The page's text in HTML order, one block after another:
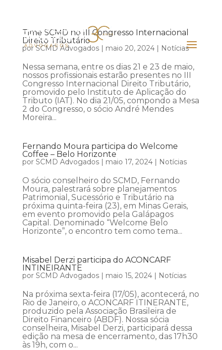
Time SCMD no III Congresso Internacional
Direito Tributário
porSCMD Advogados| maio 20, 2024| Notícias
Nessa semana, entre os dias 21 e 23 de maio,
nossos profissionais estarão presentes no III
Congresso Internacional Direito Tributário,
promovido pelo Instituto de Aplicação do
Tributo (IAT). No dia 21/05, compondo a Mesa
2 do Congresso, o sócio André Mendes
Moreira...
Fernando Moura participa do Welcome
Coffee – Belo Horizonte
por SCMD Advogados| maio 17, 2024| Notícias
O sócio conselheiro do SCMD, Fernando
Moura, palestrará sobre planejamentos
Patrimonial, Sucessório e Tributário na
próxima quinta-feira (23), em Minas Gerais,
em evento promovido pela Galápagos
Capital. Denominado “Welcome Belo
Horizonte”, o encontro tem como tema...
Misabel Derzi participa do ACONCARF
INTINEIRANTE
por SCMD Advogados| maio 15, 2024| Notícias
Na próxima sexta-feira (17/05), acontecerá, no
Rio de Janeiro, o ACONCARF ITINERANTE,
produzido pela Associação Brasileira de
Direito Financeiro (ABDF). Nossa sócia
conselheira, Misabel Derzi, participará dessa
edição na mesa de encerramento, das 17h30
às 19h, com o...